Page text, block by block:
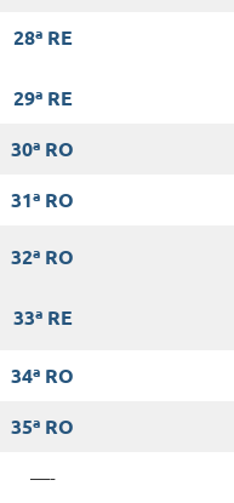
28ª RE
29ª RE
30ª RO
31ª RO
32ª RO
33ª RE
34ª RO
35ª RO
—-